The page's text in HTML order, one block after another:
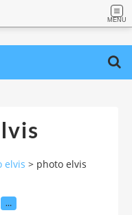
MENU
elvis > photo elvis
…